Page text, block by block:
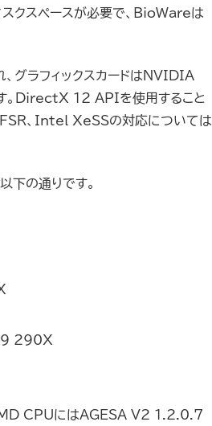
クスペースが必要で、BioWareは
グラフィックスカードはNVIDIA
DirectX 12 APIを使用すること
、Intel XeSSの対応については
下の通りです。
290X
CPUにはAGESA V2 1.2.0.7